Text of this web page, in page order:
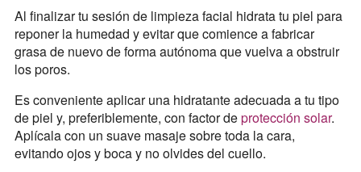
Al finalizar tu sesión de limpieza facial hidrata tu piel para
reponer la humedad y evitar que comience a fabricar
grasa de nuevo de forma autónoma que vuelva a obstruir
los poros.
Es conveniente aplicar una hidratante adecuada a tu tipo
de piel y, preferiblemente, con factor deprotección solar.
Aplícala con un suave masaje sobre toda la cara,
evitando ojos y boca y no olvides del cuello.